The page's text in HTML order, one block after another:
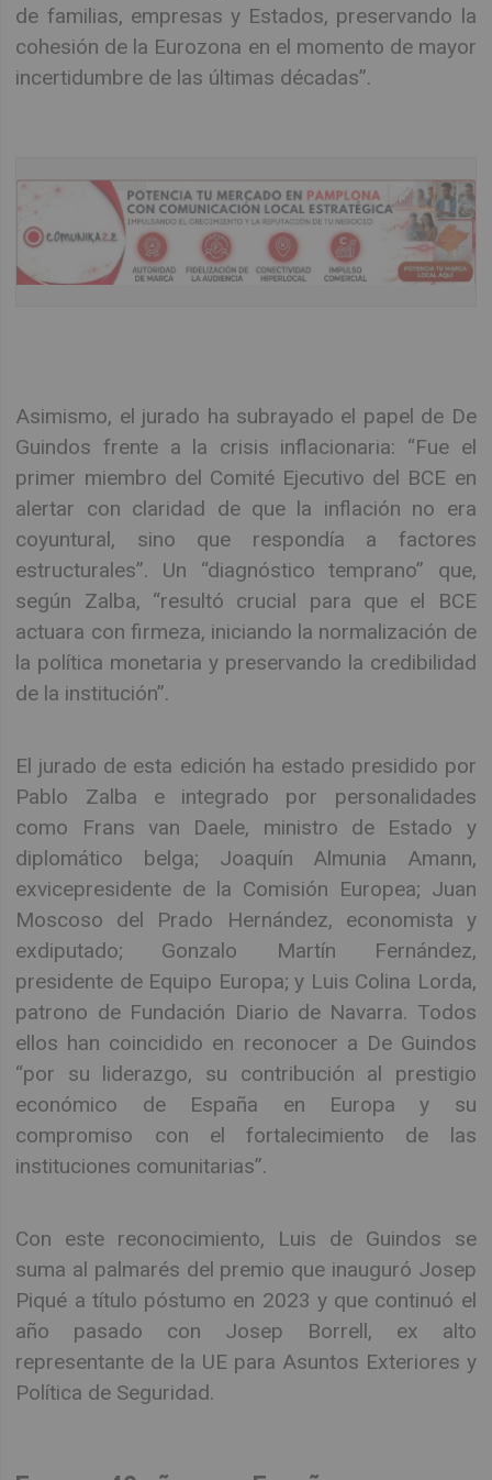
de familias, empresas y Estados, preservando la
cohesión de la Eurozona en el momento de mayor
incertidumbre de las últimas décadas”.
Asimismo, el jurado ha subrayado el papel de De
Guindos frente a la crisis inflacionaria: “Fue el
primer miembro del Comité Ejecutivo del BCE en
alertar con claridad de que la inflación no era
coyuntural, sino que respondía a factores
estructurales”. Un “diagnóstico temprano” que,
según Zalba, “resultó crucial para que el BCE
actuara con firmeza, iniciando la normalización de
la política monetaria y preservando la credibilidad
de la institución”.
El jurado de esta edición ha estado presidido por
Pablo Zalba e integrado por personalidades
como Frans van Daele, ministro de Estado y
diplomático belga; Joaquín Almunia Amann,
exvicepresidente de la Comisión Europea; Juan
Moscoso del Prado Hernández, economista y
exdiputado; Gonzalo Martín Fernández,
presidente de Equipo Europa; y Luis Colina Lorda,
patrono de Fundación Diario de Navarra. Todos
ellos han coincidido en reconocer a De Guindos
“por su liderazgo, su contribución al prestigio
económico de España en Europa y su
compromiso con el fortalecimiento de las
instituciones comunitarias”.
Con este reconocimiento, Luis de Guindos se
suma al palmarés del premio que inauguró Josep
Piqué a título póstumo en 2023 y que continuó el
año pasado con Josep Borrell, ex alto
representante de la UE para Asuntos Exteriores y
Política de Seguridad.